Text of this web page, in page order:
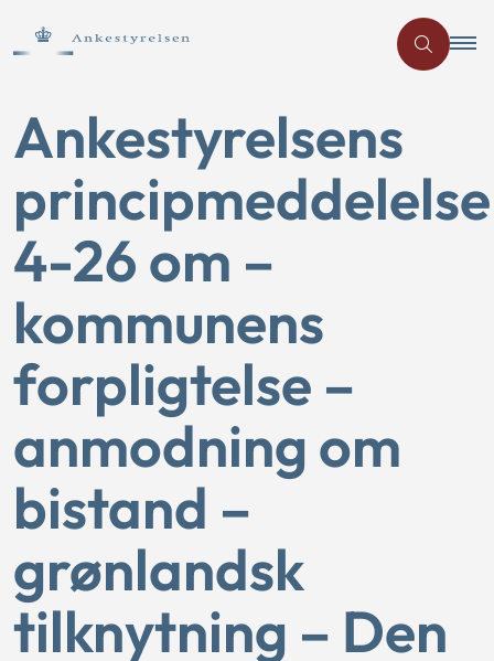
Ankestyrelsens
principmeddelelse
4-26 om –
kommunens
forpligtelse –
anmodning om
bistand –
grønlandsk
tilknytning – Den